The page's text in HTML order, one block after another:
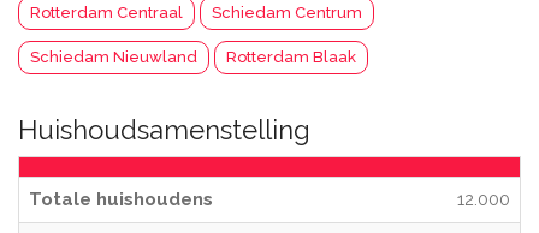
Rotterdam Centraal Schiedam Centrum
Schiedam Nieuwland Rotterdam Blaak
Huishoudsamenstelling
Totale huishoudens 12.000